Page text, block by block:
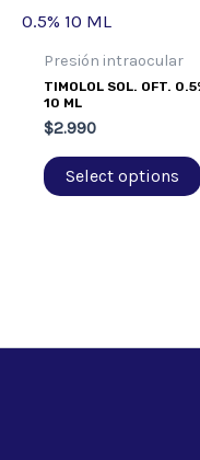
Presión intraocular
TIMOLOL SOL. OFT.
10 ML
$2.990
Select options